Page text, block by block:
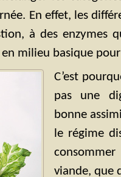
En effet, les
à des enzymes
milieu basique
C’est
pas une
bonne
le régime
viande, que